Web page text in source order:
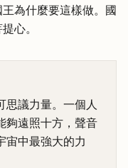
為什麼要這樣做。國
心。
思議力量。一個人
夠遠照十方，聲音
宙中最強大的力